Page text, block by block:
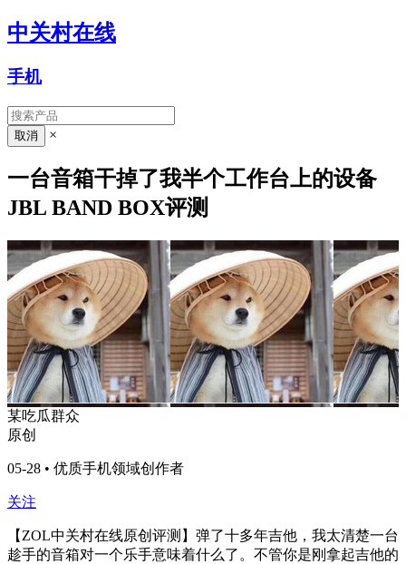
中关村在线
手机
×
一台音箱干掉了我半个工作台上的设备
JBL BAND BOX评测
某吃瓜群众
原创
05-28 • 优质手机领域创作者
关注
【ZOL中关村在线原创评测】弹了十多年吉他，我太清楚一台
趁手的音箱对一个乐手意味着什么了。不管你是刚拿起吉他的